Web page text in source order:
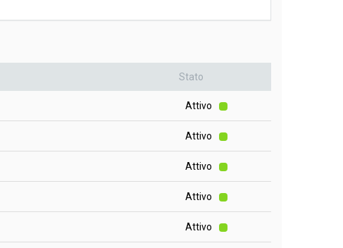
Stato
Attivo
Attivo
Attivo
Attivo
Attivo